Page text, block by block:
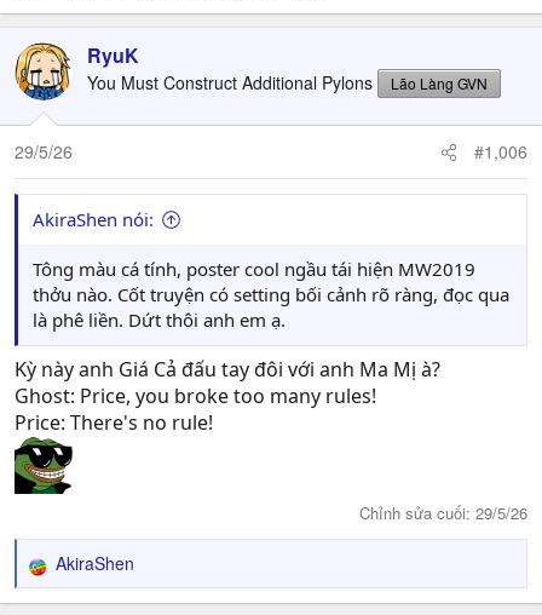
RyuK
You Must Construct Additional Pylons Lão Làng GVN
29/5/26 #1,006
AkiraShen nói:
Tông màu cá tính, poster cool ngầu tái hiện MW2019
thởu nào. Cốt truyện có setting bối cảnh rõ ràng, đọc qua
là phê liền. Dứt thôi anh em ạ.
Kỳ này anh Giá Cả đấu tay đôi với anh Ma Mị à?
Ghost: Price, you broke too many rules!
Price: There's no rule!
Chỉnh sửa cuối: 29/5/26
R
e
AkiraShen